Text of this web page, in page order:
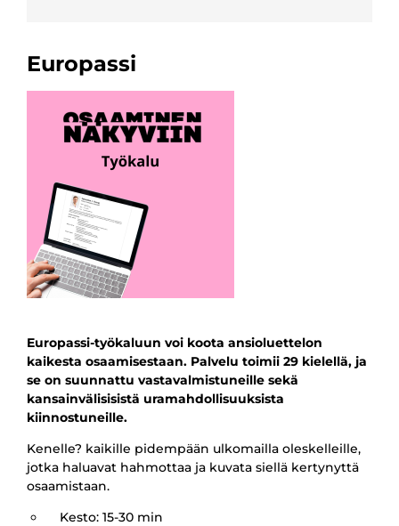
Europassi
Europassi-työkaluun voi koota ansioluettelon
kaikesta osaamisestaan. Palvelu toimii 29 kielellä, ja
se on suunnattu vastavalmistuneille sekä
kansainvälisisistä uramahdollisuuksista
kiinnostuneille.
Kenelle? kaikille pidempään ulkomailla oleskelleille,
jotka haluavat hahmottaa ja kuvata siellä kertynyttä
osaamistaan.
Kesto: 15-30 min